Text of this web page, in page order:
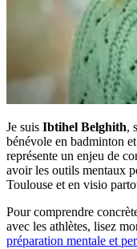
Je suis Ibtihel Belghith,
bénévole en badminton
représente un enjeu de
avoir les outils mentaux
Toulouse et en visio
Pour comprendre
avec les athlètes, lisez
préparation mentale et